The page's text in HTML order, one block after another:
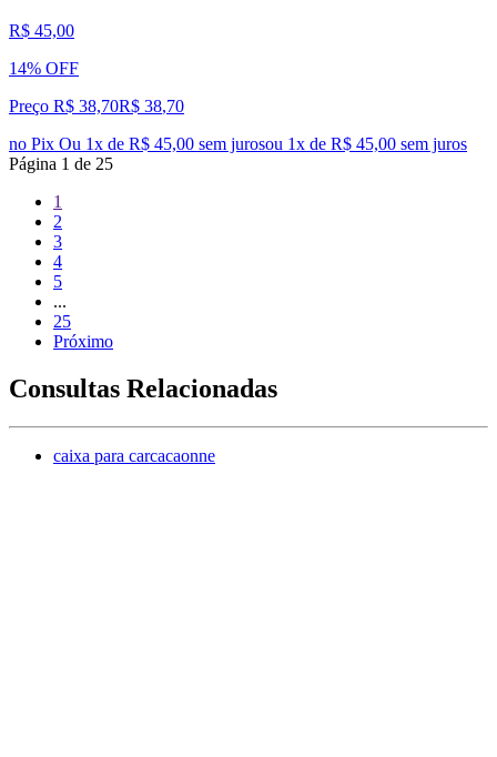
R$ 45,00
14% OFF
Preço R$ 38,70R$ 38,70
no Pix Ou 1x de R$ 45,00 sem jurosou 1x de R$ 45,00 sem juros
Página 1 de 25
1
2
3
4
5
...
25
Próximo
Consultas Relacionadas
caixa para carcacaonne